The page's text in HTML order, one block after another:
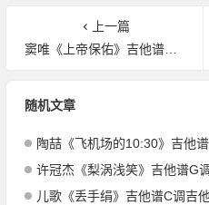
上一篇
窦唯《上帝保佑》吉他谱A调吉他弹唱谱
随机文章
陶喆《飞机场的10:30》吉他
许冠杰《梨涡浅笑》吉他谱G
儿歌《丢手绢》吉他谱C调吉